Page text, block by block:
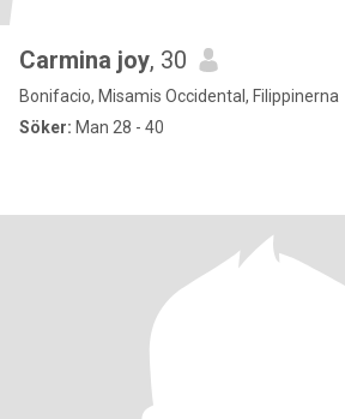
Carmina joy, 30
Bonifacio, Misamis Occidental, Filippinerna
Söker: Man 28 - 40